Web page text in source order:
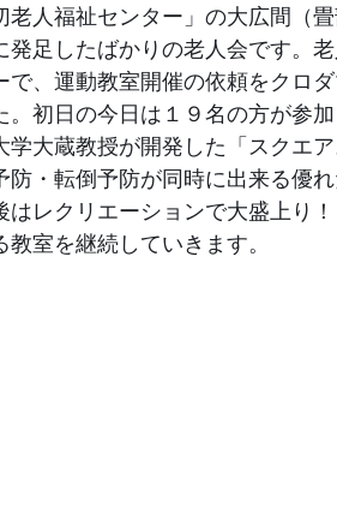
老人福祉センター」の大広
足したばかりの老人会です。
、運動教室開催の依頼をクロ
初日の今日は１９名の方が参加
大蔵教授が開発した「スクエ
・転倒予防が同時に出来る優れ
レクリエーションで大盛上り
室を継続していきます。